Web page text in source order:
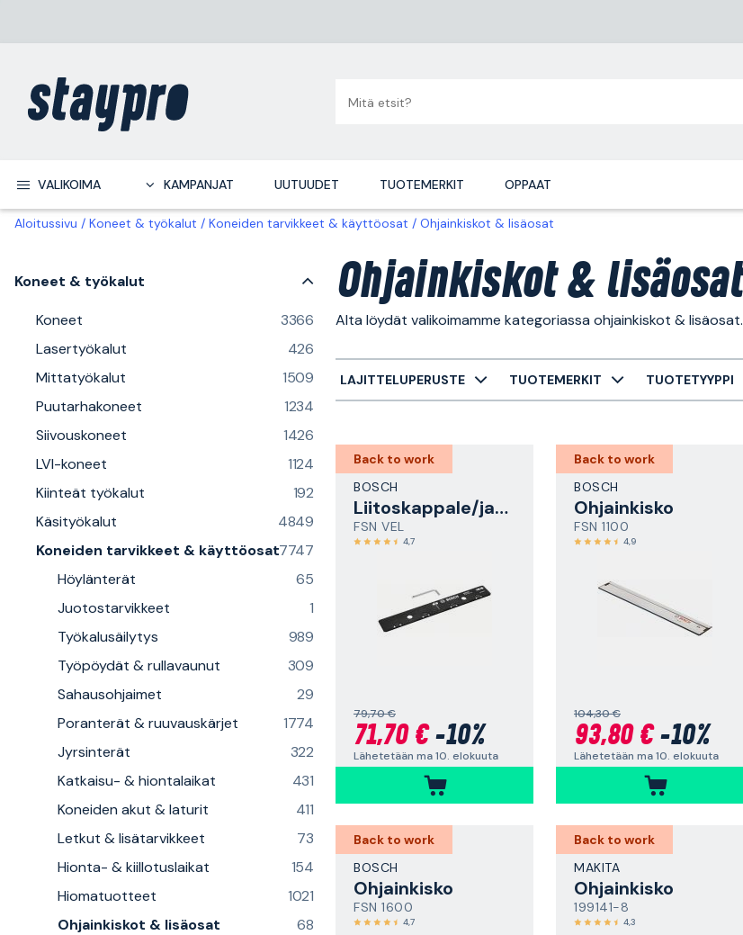
VALIKOIMA KAMPANJAT UUTUUDET TUOTEMERKIT OPPAAT
Aloitussivu Koneet & työkalut Koneiden tarvikkeet & käyttöosat Ohjainkiskot & lisäosat
Koneet & työkalut
Koneet
3366
Lasertyökalut
426
Mittatyökalut
1509
Puutarhakoneet
1234
Siivouskoneet
1426
LVI-koneet
1124
Kiinteät työkalut
192
Käsityökalut
4849
Koneiden tarvikkeet & käyttöosat7747
Höylänterät
65
Juotostarvikkeet
1
Työkalusäilytys
989
Työpöydät & rullavaunut
309
Sahausohjaimet
29
Poranterät & ruuvauskärjet
1774
Jyrsinterät
322
Katkaisu- & hiontalaikat
431
Koneiden akut & laturit
411
Letkut & lisätarvikkeet
73
Hionta- & kiillotuslaikat
154
Hiomatuotteet
1021
Ohjainkiskot & lisäosat
68
Ohjainkiskot & lisäosat
Alta löydät valikoimamme kategoriassa ohjainkiskot & lisäosat.
LAJITTELUPERUSTE TUOTEMERKIT TUOTETYYPPI
Back to work
BOSCH
Liitoskappale/jatkoliitin
FSN VEL
4,7
79,70 €
71,70 €-10%
Lähetetään ma 10. elokuuta
Back to work
BOSCH
Ohjainkisko
FSN 1100
4,9
104,30 €
93,80 €-10%
Lähetetään ma 10. elokuuta
Back to work
BOSCH
Ohjainkisko
FSN 1600
4,7
Back to work
MAKITA
Ohjainkisko
199141-8
4,3